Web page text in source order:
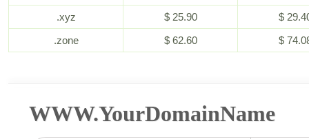
.xyz
$ 25.90
$
.zone
$ 62.60 $
WWW.YourDomainName